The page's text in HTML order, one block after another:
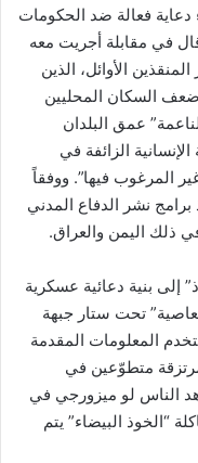
فعالة ضد الحكومات
في مقابلة أجريت معه
الأوائل، الذين
السكان المحليين
عمق البلدان
الزائفة في
المرغوب فيها”. ووفقاً
برامج نشر الدفاع المدني
ذلك اليمن والعراق.
إلى بنية دعائية عسكرية
تحت ستار جبهة
المعلومات المقدمة
متطوّعين في
الناس لو ميزورجي في
“الخوذ البيضاء” يتم